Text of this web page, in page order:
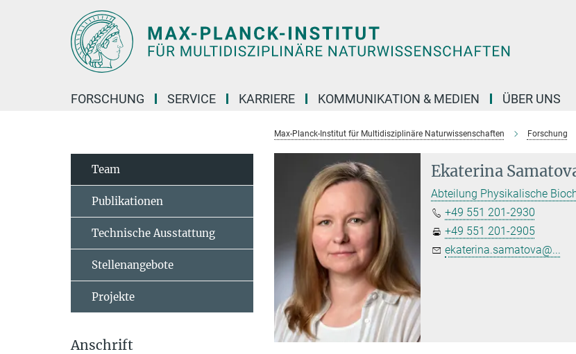
FORSCHUNG SERVICE KARRIERE KOMMUNIKATION & MEDIEN ÜBER UNS
Max-Planck-Institut für Multidisziplinäre Naturwissenschaften Forschung
Ekaterina
Abteilung Physikalische
+49 551 201-2930
+49 551 201-2905
ekaterina.samatova@...
Team
Publikationen
Technische Ausstattung
Stellenangebote
Projekte
Anschrift